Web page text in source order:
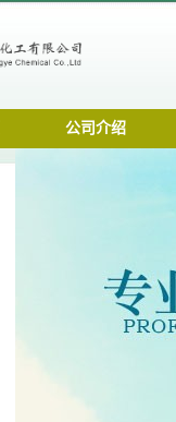
公司介绍